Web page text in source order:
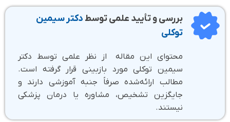
بررسی و تأیید علمی توسط دکتر سیمین
توکلی
محتوای این مقاله از نظر علمی توسط دکتر
سیمین توکلی مورد بازبینی قرار گرفته است.
مطالب ارائه‌شده صرفاً جنبه آموزشی دارند و
جایگزین تشخیص، مشاوره یا درمان پزشکی
نیستند.